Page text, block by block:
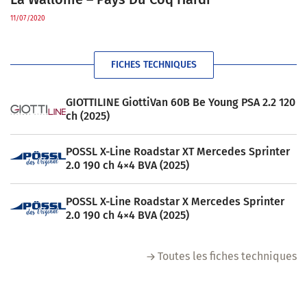
11/07/2020
FICHES TECHNIQUES
GIOTTILINE GiottiVan 60B Be Young PSA 2.2 120
ch (2025)
POSSL X-Line Roadstar XT Mercedes Sprinter
2.0 190 ch 4×4 BVA (2025)
POSSL X-Line Roadstar X Mercedes Sprinter
2.0 190 ch 4×4 BVA (2025)
Toutes les fiches techniques